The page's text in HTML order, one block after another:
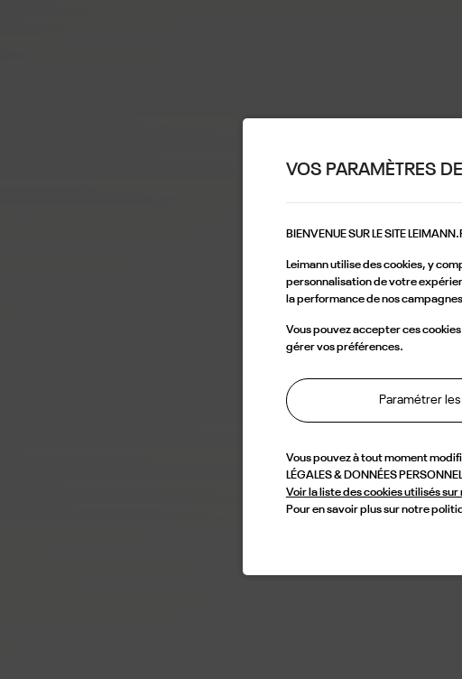
VOS PARAMÈTRES
BIENVENUE SUR LE SITE
Leimann utilise des cookies, y
personnalisation de votre
la performance de nos
Vous pouvez accepter ces
gérer vos préférences.
Paramétrer
Vous pouvez à tout moment
LÉGALES & DONNÉES
Voir la liste des cookies utilisés
Pour en savoir plus sur notre